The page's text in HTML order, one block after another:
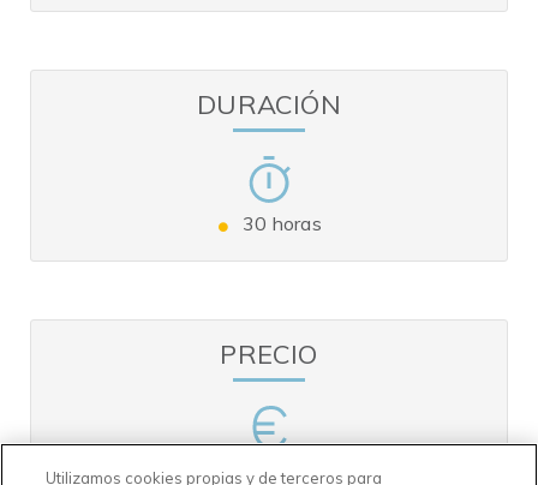
DURACIÓN
30 horas
PRECIO
Curso: 450€
Utilizamos cookies propias y de terceros para